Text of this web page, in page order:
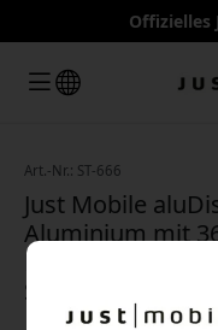
Offizielles
Art.-Nr.: ST-666
Just Mobile
Aluminium mit
Bildschirme und
Silber
🎉